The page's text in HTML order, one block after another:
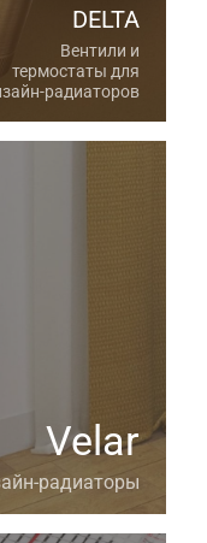
DELTA
Вентили и
термостаты для
радиаторов
Velar
радиаторы